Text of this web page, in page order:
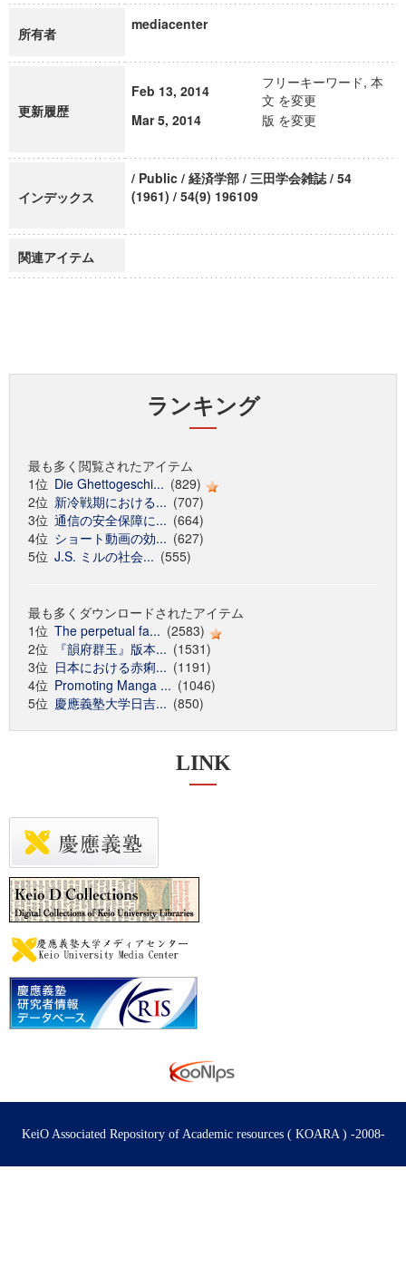
所有者
mediacenter
更新履歴
Feb 13, 2014
フリーキーワード, 本
文 を変更
Mar 5, 2014
版 を変更
インデックス
/ Public / 経済学部 / 三田学会雑誌 / 54
(1961) / 54(9) 196109
関連アイテム
ランキング
最も多く閲覧されたアイテム
1位 Die Ghettogeschi... (829)
2位 新冷戦期における... (707)
3位 通信の安全保障に... (664)
4位 ショート動画の効... (627)
5位 J.S. ミルの社会... (555)
最も多くダウンロードされたアイテム
1位 The perpetual fa... (2583)
2位
『韻府群玉』版本... (1531)
3位 日本における赤痢... (1191)
4位 Promoting Manga ... (1046)
5位 慶應義塾大学日吉... (850)
LINK
KeiO Associated Repository of Academic resources ( KOARA ) -2008-